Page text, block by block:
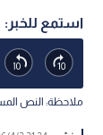
استمع للخبر:
ملاحظة: النص